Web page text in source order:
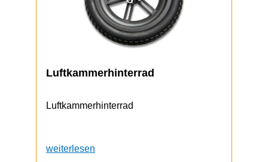
Luftkammerhinterrad
Luftkammerhinterrad
weiterlesen